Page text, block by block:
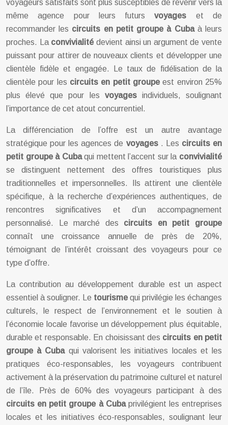
voyageurs satisfaits sont plus susceptibles de revenir vers la
même agence pour leurs futursvoyages et de
recommander les circuits en petit groupe à Cuba à leurs
proches. La convivialité devient ainsi un argument de vente
puissant pour attirer de nouveaux clients et développer une
clientèle fidèle et engagée. Le taux de fidélisation de la
clientèle pour les circuits en petit groupeest environ 25%
plus élevé que pour les voyages individuels, soulignant
l’importance de cet atout concurrentiel.
La différenciation de l’offre est un autre avantage
stratégique pour les agences de voyages . Les circuits en
petit groupe à Cubaqui mettent l’accent sur la convivialité
se distinguent nettement des offres touristiques plus
traditionnelles et impersonnelles. Ils attirent une clientèle
spécifique, à la recherche d’expériences authentiques, de
rencontres significatives et d’un accompagnement
personnalisé. Le marché des circuits en petit groupe
connaît une croissance annuelle de près de 20%,
témoignant de l’intérêt croissant des voyageurs pour ce
type d’offre.
La contribution au développement durable est un aspect
essentiel à souligner. Le tourisme qui privilégie les échanges
culturels, le respect de l’environnement et le soutien à
l’économie locale favorise un développement plus équitable,
durable et responsable. En choisissant des circuits en petit
groupe à Cuba qui valorisent les initiatives locales et les
pratiques éco-responsables, les voyageurs contribuent
activement à la préservation du patrimoine culturel et naturel
de l’île. Près de 60% des voyageurs participant à des
circuits en petit groupe à Cuba privilégient les entreprises
locales et les initiatives éco-responsables, soulignant leur